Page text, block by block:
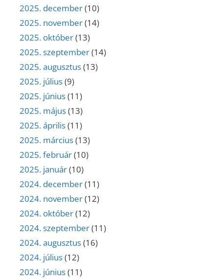
2025. december(10)
2025. november(14)
2025. október(13)
2025. szeptember(14)
2025. augusztus(13)
2025. július(9)
2025. június(11)
2025. május(13)
2025. április(11)
2025. március(13)
2025. február(10)
2025. január(10)
2024. december(11)
2024. november(12)
2024. október(12)
2024. szeptember(11)
2024. augusztus(16)
2024. július(12)
2024. június(11)